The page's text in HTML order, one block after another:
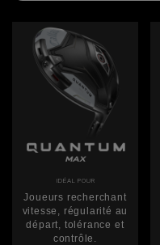
IDÉAL POUR
Joueurs recherchant
vitesse, régularité au
départ, tolérance et
contrôle.